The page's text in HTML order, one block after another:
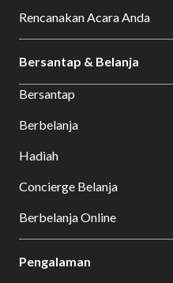
Rencanakan Acara Anda
Bersantap & Belanja
Bersantap
Berbelanja
Hadiah
Concierge Belanja
Berbelanja Online
Pengalaman